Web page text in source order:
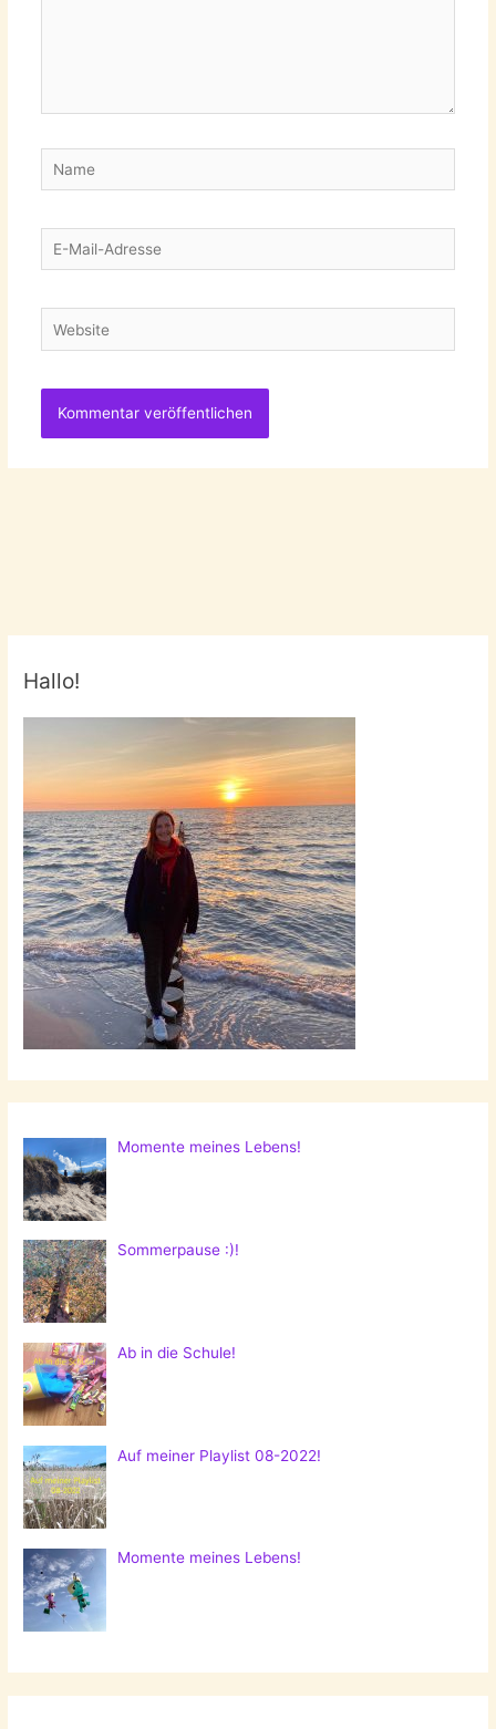
Name
E-
Mail-
Website
Hallo!
Momente meines Lebens!
Sommerpause :)!
Ab in die Schule!
Auf meiner Playlist 08-2022!
Momente meines Lebens!